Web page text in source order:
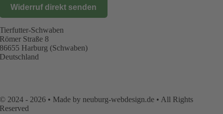
Widerruf direkt senden
Tierfutter-Schwaben
Römer Straße 8
86655 Harburg (Schwaben)
Deutschland
© 2024 - 2026 • Made by neuburg-webdesign.de • All Rights
Reserved